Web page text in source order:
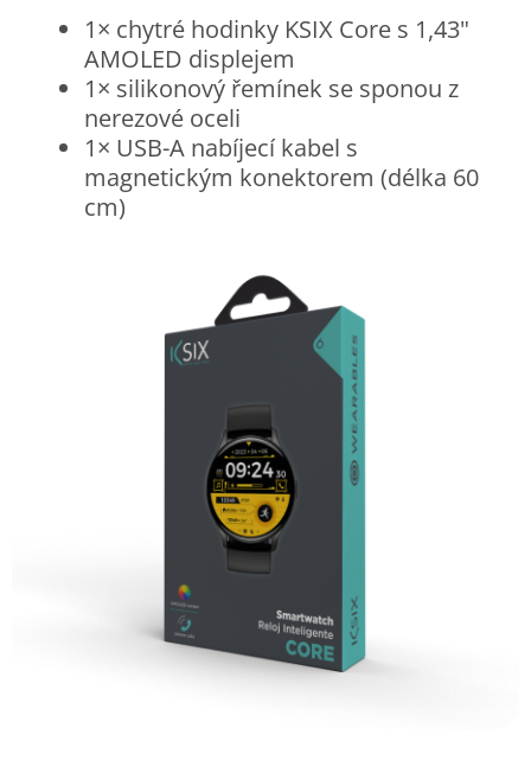
1× chytré hodinky KSIX Core s 1,43"
AMOLED displejem
1× silikonový řemínek se sponou z
nerezové oceli
1× USB-A nabíjecí kabel s
magnetickým konektorem (délka 60
cm)